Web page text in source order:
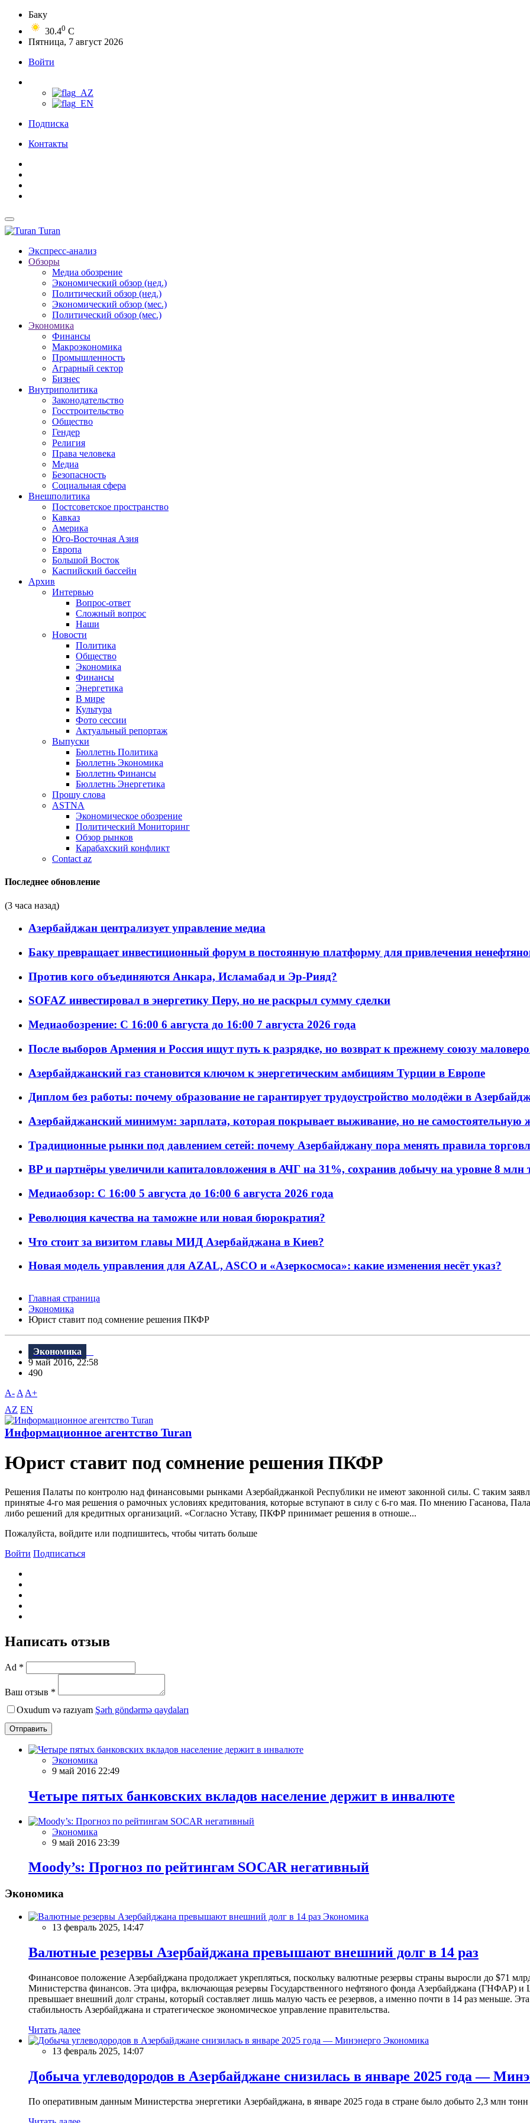
Баку
30.40 C
Пятница, 7 август 2026
Войти
Подписка
Контакты
Turan
Экспресс-анализ
Обзоры
Медиа обозрение
Экономический обзор (нед.)
Политический обзор (нед.)
Экономический обзор (мес.)
Политический обзор (мес.)
Экономика
Финансы
Макроэкономика
Промышленность
Аграрный сектор
Бизнес
Внутриполитика
Законодательство
Госстроительство
Общество
Гендер
Религия
Права человека
Медиа
Безопасность
Социальная сфера
Внешполитика
Постсоветское пространство
Кавказ
Америка
Юго-Восточная Азия
Европа
Большой Восток
Каспийский бассейн
Архив
Интервью
Вопрос-ответ
Сложный вопрос
Наши
Новости
Политика
Общество
Экономика
Финансы
Энергетика
В мире
Культура
Фото сессии
Актуальный репортаж
Выпуски
Бюллетнь Политика
Бюллетнь Экономика
Бюллетнь Финансы
Бюллетнь Энергетика
Прошу слова
ASTNA
Экономическое обозрение
Политический Мониторинг
Обзор рынков
Карабахский конфликт
Contact az
Последнее обновление
(3 часа назад)
Азербайджан централизует управление медиа
Баку превращает инвестиционный форум в постоянную платформу для привлечения
Против кого объединяются Анкара, Исламабад и Эр-Рияд?
SOFAZ инвестировал в энергетику Перу, но не раскрыл сумму сделки
Медиаобозрение: С 16:00 6 августа до 16:00 7 августа 2026 года
После выборов Армения и Россия ищут путь к разрядке, но возврат к прежнему союзу
Азербайджанский газ становится ключом к энергетическим амбициям Турции в Европе
Диплом без работы: почему образование не гарантирует трудоустройство молодёжи в
Азербайджанский минимум: зарплата, которая покрывает выживание, но не самостоятельную
Традиционные рынки под давлением сетей: почему Азербайджану пора менять правила
BP и партнёры увеличили капиталовложения в АЧГ на 31%, сохранив добычу на уровне 8 млн
Медиаобзор: С 16:00 5 августа до 16:00 6 августа 2026 года
Революция качества на таможне или новая бюрократия?
Что стоит за визитом главы МИД Азербайджана в Киев?
Новая модель управления для AZAL, ASCO и «Азеркосмоса»: какие изменения несёт указ?
Главная страница
Экономика
Юрист ставит под сомнение решения ПКФР
Экономика
9 май 2016, 22:58
490
A- A A+
AZ EN
Информационное агентство Turan
Юрист ставит под сомнение решения ПКФР
Решения Палаты по контролю над финансовыми рынками Азербайджанкой Республики не имеют законной силы. С таким
принятые 4-го мая решения о рамочных условиях кредитования, которые вступают в силу с 6-го мая. По мнению Гасанова,
либо решений для кредитных организаций. «Согласно Уставу, ПКФР принимает решения в отноше...
Пожалуйста, войдите или подпишитесь, чтобы читать больше
Войти Подписаться
Написать отзыв
Ad *
Ваш отзыв *
Oxudum və razıyam Şərh göndərmə qaydaları
Отправить
Экономика
9 май 2016 22:49
Четыре пятых банковских вкладов население держит в инвалюте
Экономика
9 май 2016 23:39
Moody’s: Прогноз по рейтингам SOCAR негативный
Экономика
Экономика
13 февраль 2025, 14:47
Валютные резервы Азербайджана превышают внешний долг в 14 раз
Финансовое положение Азербайджана продолжает укрепляться, поскольку валютные резервы страны выросли до $71
Министерства финансов. Эта цифра, включающая резервы Государственного нефтяного фонда Азербайджана (ГНФАР) и
превышает внешний долг страны, который составляет лишь малую часть ее резервов, а именно почти в 14 раз меньше.
стабильность Азербайджана и стратегическое экономическое управление правительства.
Читать далее
Экономика
13 февраль 2025, 14:07
Добыча углеводородов в Азербайджане снизилась в январе 2025 года —
По оперативным данным Министерства энергетики Азербайджана, в январе 2025 года в стране было добыто 2,3 млн тонн